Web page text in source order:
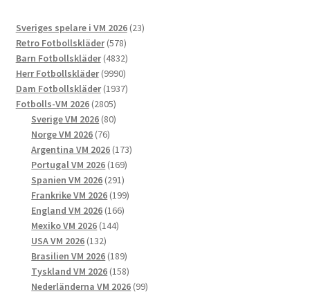
Sveriges spelare i VM 2026 2323
Retro Fotbollskläder 578578
produkter
Barn Fotbollskläder 48324832
produkter
Herr Fotbollskläder 99909990
produkter
Dam Fotbollskläder 19371937
Fotbolls-VM 2026 28052805
produkter
Sverige VM 2026 8080
Norge VM 2026 7676
produkter
Argentina VM 2026 173173
Portugal VM 2026 169169
Spanien VM 2026 291291
produkter
Frankrike VM 2026 199199
England VM 2026 166166
Mexiko VM 2026 144144
USA VM 2026 132132
produkter
Brasilien VM 2026 189189
produkter
Tyskland VM 2026 158158
produkter
Nederländerna VM 2026 9999